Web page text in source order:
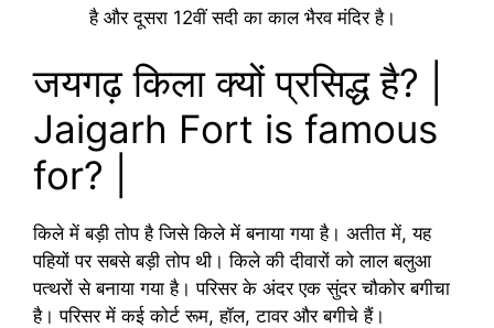
है और दूसरा 12वीं सदी का काल भैरव मंदिर है।
जयगढ़ किला क्यों प्रसिद्ध है? |
Jaigarh Fort is famous
for? |
किले में बड़ी तोप है जिसे किले में बनाया गया है। अतीत में, यह
पहियों पर सबसे बड़ी तोप थी। किले की दीवारों को लाल बलुआ
पत्थरों से बनाया गया है। परिसर के अंदर एक सुंदर चौकोर बगीचा
है। परिसर में कई कोर्ट रूम, हॉल, टावर और बगीचे हैं।